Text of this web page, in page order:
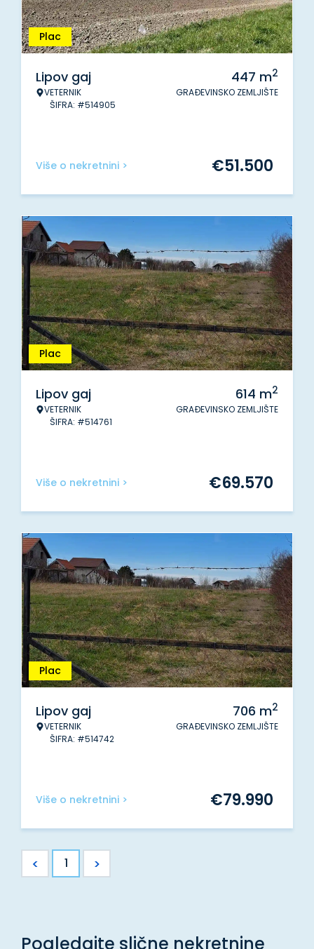
Plac
Lipov gaj
VETERNIK
ŠIFRA: #514905
447 m2
GRAĐEVINSKO ZEMLJIŠTE
Više o nekretnini > €51.500
Plac
Lipov gaj
VETERNIK
ŠIFRA: #514761
614 m2
GRAĐEVINSKO ZEMLJIŠTE
Više o nekretnini > €69.570
Plac
Lipov gaj
VETERNIK
ŠIFRA: #514742
706 m2
GRAĐEVINSKO ZEMLJIŠTE
Više o nekretnini > €79.990
< 1 >
Pogledajte slične nekretnine